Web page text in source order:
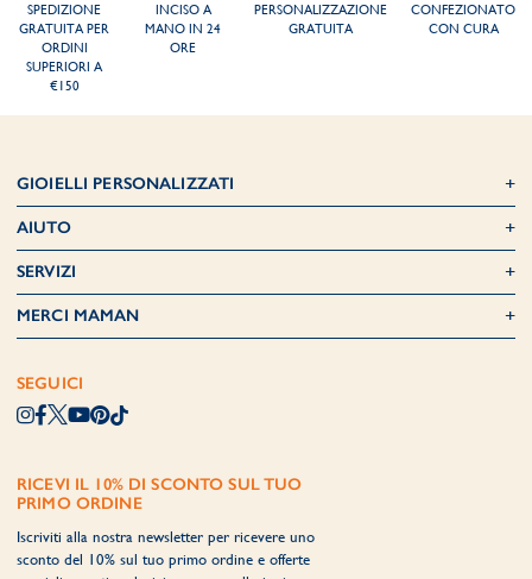
SPEDIZIONE
GRATUITA PER
ORDINI
SUPERIORI A
€150
INCISO A
MANO IN 24
ORE
PERSONALIZZAZIONE
GRATUITA
CONFEZIONATO
CON CURA
GIOIELLI PERSONALIZZATI
AIUTO
SERVIZI
MERCI MAMAN
SEGUICI
RICEVI IL 10% DI SCONTO SUL TUO
PRIMO ORDINE
Iscriviti alla nostra newsletter per ricevere uno
sconto del 10% sul tuo primo ordine e offerte